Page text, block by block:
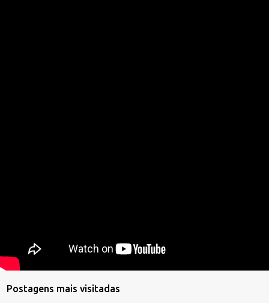
Postagens mais visitadas